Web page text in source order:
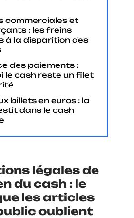
commerciales et
: les freins
à la disparition des
des paiements :
le cash reste un filet
billets en euros : la
dans le cash
légales de
du cash : le
les articles
oublient